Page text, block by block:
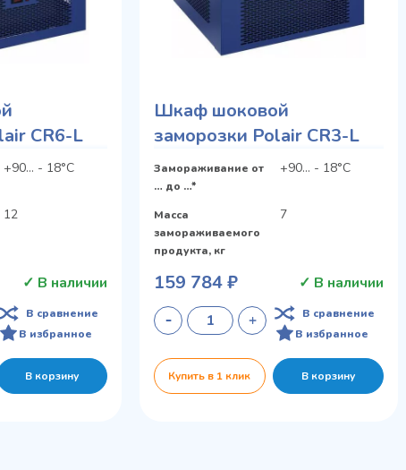
CR6-L
+90... - 18°С
12
✓ В наличии
В сравнение
В избранное
В корзину
Шкаф шоковой
заморозки Polair CR3-L
Замораживание от
… до …*
+90... - 18°С
Масса
замораживаемого
продукта, кг
7
159 784 ₽ ✓ В наличии
В сравнение
В избранное
Купить в 1 клик В корзину